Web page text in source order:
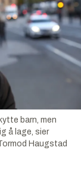
barn, men
å lage, sier
Haugstad